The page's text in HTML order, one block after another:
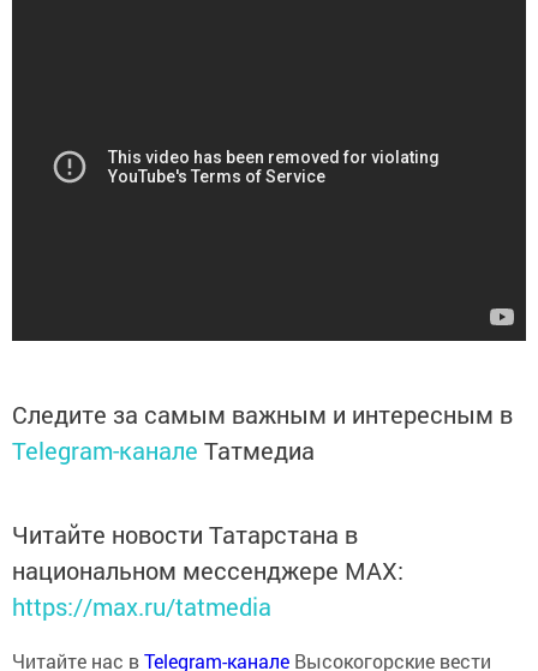
Следите за самым важным и интересным в
Telegram-канале Татмедиа
Читайте новости Татарстана в
национальном мессенджере MАХ:
https://max.ru/tatmedia
Читайте нас вTelegram-канале Высокогорские вести